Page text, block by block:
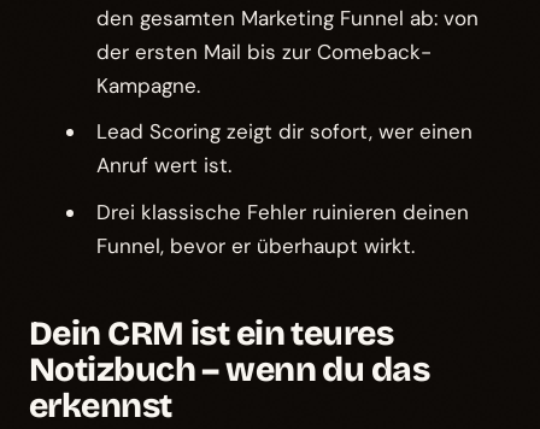
den gesamten Marketing Funnel ab: von
der ersten Mail bis zur Comeback-
Kampagne.
Lead Scoring zeigt dir sofort, wer einen
Anruf wert ist.
Drei klassische Fehler ruinieren deinen
Funnel, bevor er überhaupt wirkt.
Dein CRM ist ein teures
Notizbuch – wenn du das
erkennst